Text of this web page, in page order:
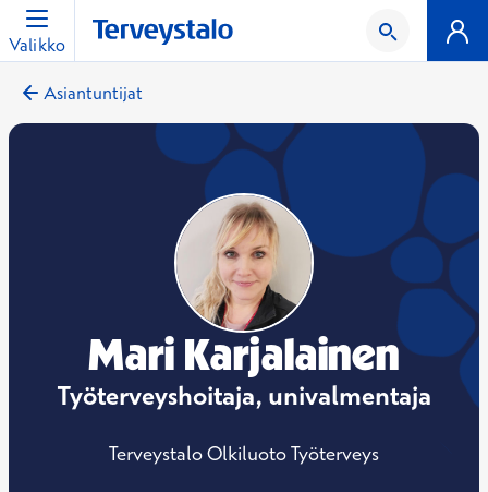
Valikko
Asiantuntijat
Mari Karjalainen
Työterveyshoitaja, univalmentaja
Terveystalo Olkiluoto Työterveys